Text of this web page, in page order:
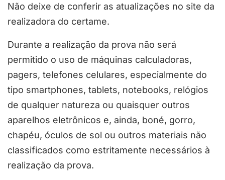
Não deixe de conferir as atualizações no site da
realizadora do certame.
Durante a realização da prova não será
permitido o uso de máquinas calculadoras,
pagers, telefones celulares, especialmente do
tipo smartphones, tablets, notebooks, relógios
de qualquer natureza ou quaisquer outros
aparelhos eletrônicos e, ainda, boné, gorro,
chapéu, óculos de sol ou outros materiais não
classificados como estritamente necessários à
realização da prova.